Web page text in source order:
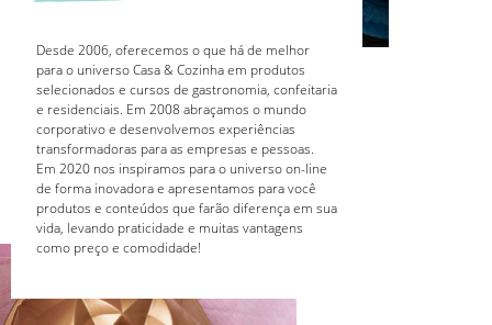
Desde 2006, oferecemos o que há de melhor
para o universo Casa & Cozinha em produtos
selecionados e cursos de gastronomia, confeitaria
e residenciais. Em 2008 abraçamos o mundo
corporativo e desenvolvemos experiências
transformadoras para as empresas e pessoas.
Em 2020 nos inspiramos para o universo on-line
de forma inovadora e apresentamos para você
produtos e conteúdos que farão diferença em sua
vida, levando praticidade e muitas vantagens
como preço e comodidade!